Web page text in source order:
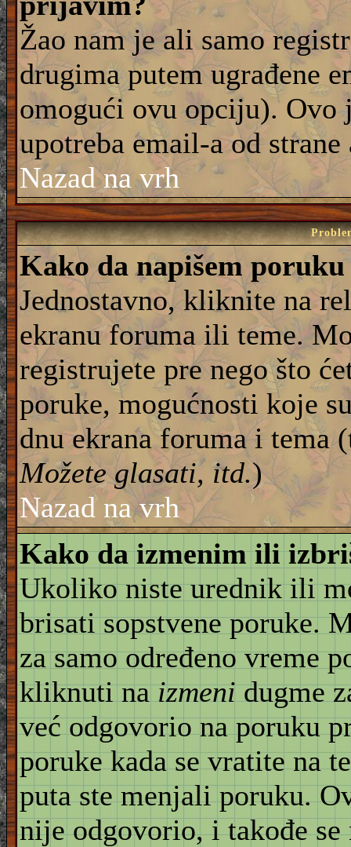
Žao nam je ali samo
drugima putem ugrađene
omogući ovu opciju). Ovo
upotreba email-a od
Nazad na vrh
Kako da napišem
Jednostavno, kliknite na
ekranu foruma ili teme.
registrujete pre nego što
poruke, mogućnosti koje
dnu ekrana foruma i tema
Možete glasati, itd.)
Nazad na vrh
Kako da izmenim ili
Ukoliko niste urednik ili
brisati sopstvene poruke.
za samo određeno vreme
kliknuti naizmenidugme
već odgovorio na poruku
poruke kada se vratite na
puta ste menjali poruku.
nije odgovorio, i takođe